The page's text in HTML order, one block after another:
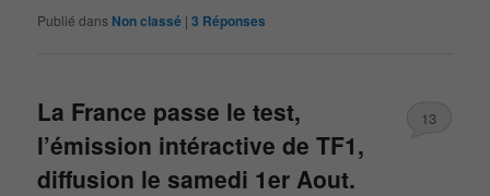
Publié dans Non classé |3 Réponses
La France passe le test,
l’émission intéractive de TF1,
diffusion le samedi 1er Aout.
13